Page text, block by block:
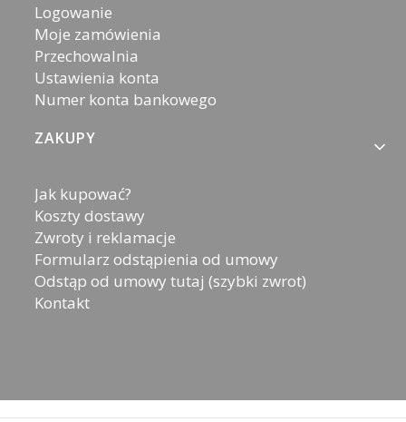
Logowanie
Moje zamówienia
Przechowalnia
Ustawienia konta
Numer konta bankowego
ZAKUPY
Jak kupować?
Koszty dostawy
Zwroty i reklamacje
Formularz odstąpienia od umowy
Odstąp od umowy tutaj (szybki zwrot)
Kontakt